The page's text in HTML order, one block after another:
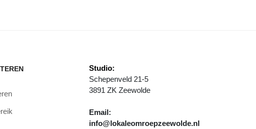
Studio:
Schepenveld 21-5
3891 ZK Zeewolde
Email:
info@lokaleomroepzeewolde.nl